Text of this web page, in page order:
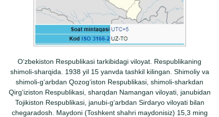
Oʻzbekiston Respublikasi tarkibidagi viloyat. Respublikaning
shimoli-sharqida. 1938 yil 15 yanvda tashkil kilingan. Shimoliy va
shimoli-gʻarbdan Qozogʻiston Respublikasi, shimoli-sharkdan
Qirgʻiziston Respublikasi, sharqdan Namangan viloyati, janubidan
Tojikiston Respublikasi, janubi-gʻarbdan Sirdaryo viloyati bilan
chegaradosh. Maydoni (Toshkent shahri maydonisiz) 15,3 ming